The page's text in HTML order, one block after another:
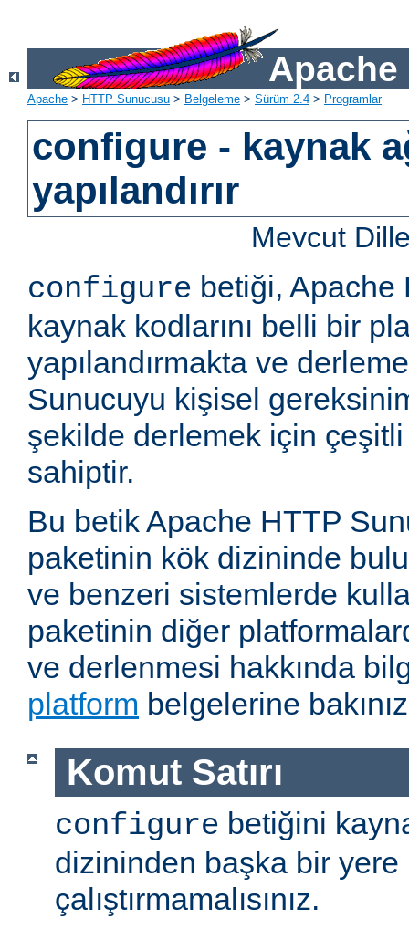
Apache
Apache > HTTP Sunucusu > Belgeleme > Sürüm 2.4 > Programlar
configure - kaynak
yapılandırır
Mevcut
configure betiği, Apache
kaynak kodlarını belli bir
yapılandırmakta ve
Sunucuyu kişisel
şekilde derlemek için
sahiptir.
Bu betik Apache HTTP
paketinin kök dizininde
ve benzeri sistemlerde
paketinin diğer
ve derlenmesi hakkında
platform belgelerine
Komut Satırı
configure betiğini
dizininden başka bir yere
çalıştırmamalısınız.